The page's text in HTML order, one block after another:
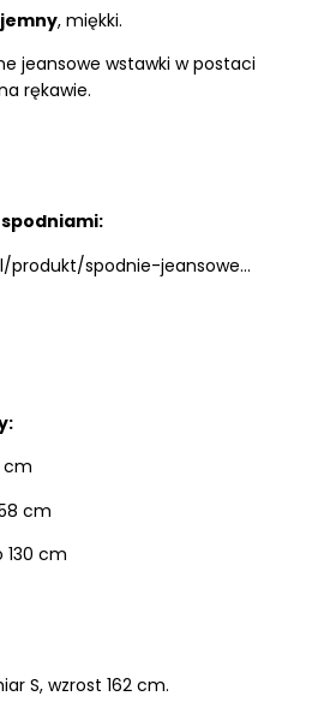
, miękki.
jeansowe wstawki w postaci
rękawie.
spodnie-jeansowe…
cm
cm
130 cm
S, wzrost 162 cm.